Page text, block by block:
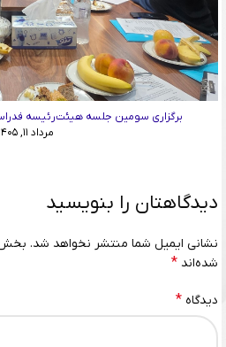
برگزاری سومین جلسه هیئت‌رئیسه
مرداد ۱۱, ۱۴۰۵
دیدگاهتان را بنویسید
نشانی ایمیل شما منتشر نخواهد شد.
شده‌اند *
دیدگاه *